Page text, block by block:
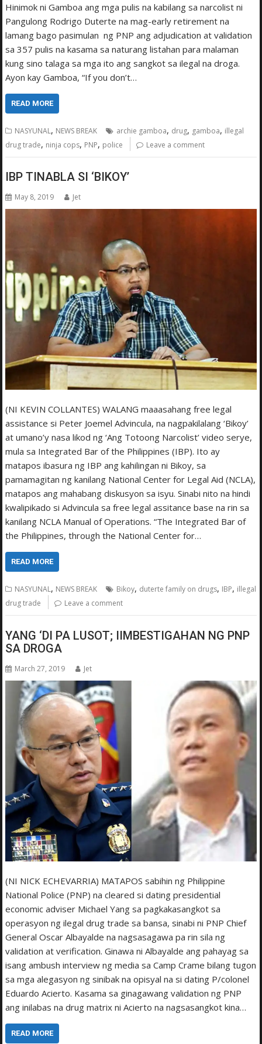
Hinimok ni Gamboa ang mga pulis na kabilang sa narcolist ni
Pangulong Rodrigo Duterte na mag-early retirement na
lamang bago pasimulan ng PNP ang adjudication at validation
sa 357 pulis na kasama sa naturang listahan para malaman
kung sino talaga sa mga ito ang sangkot sa ilegal na droga.
Ayon kay Gamboa, “If you don’t…
READ MORE
NASYUNAL, NEWS BREAK archie gamboa, drug, gamboa, illegal
drug trade, ninja cops, PNP, police Leave a comment
IBP TINABLA SI ‘BIKOY’
May 8, 2019 Jet
(NI KEVIN COLLANTES) WALANG maaasahang free legal
assistance si Peter Joemel Advincula, na nagpakilalang ‘Bikoy’
at umano’y nasa likod ng ‘Ang Totoong Narcolist’ video serye,
mula sa Integrated Bar of the Philippines (IBP). Ito ay
matapos ibasura ng IBP ang kahilingan ni Bikoy, sa
pamamagitan ng kanilang National Center for Legal Aid (NCLA),
matapos ang mahabang diskusyon sa isyu. Sinabi nito na hindi
kwalipikado si Advincula sa free legal assitance base na rin sa
kanilang NCLA Manual of Operations. “The Integrated Bar of
the Philippines, through the National Center for…
READ MORE
NASYUNAL, NEWS BREAK Bikoy, duterte family on drugs, IBP, illegal
drug trade
Leave a comment
YANG ‘DI PA LUSOT; IIMBESTIGAHAN NG PNP
SA DROGA
March 27, 2019 Jet
(NI NICK ECHEVARRIA) MATAPOS sabihin ng Philippine
National Police (PNP) na cleared si dating presidential
economic adviser Michael Yang sa pagkakasangkot sa
operasyon ng ilegal drug trade sa bansa, sinabi ni PNP Chief
General Oscar Albayalde na nagsasagawa pa rin sila ng
validation at verification. Ginawa ni Albayalde ang pahayag sa
isang ambush interview ng media sa Camp Crame bilang tugon
sa mga alegasyon ng sinibak na opisyal na si dating P/colonel
Eduardo Acierto. Kasama sa ginagawang validation ng PNP
ang inilabas na drug matrix ni Acierto na nagsasangkot kina…
READ MORE